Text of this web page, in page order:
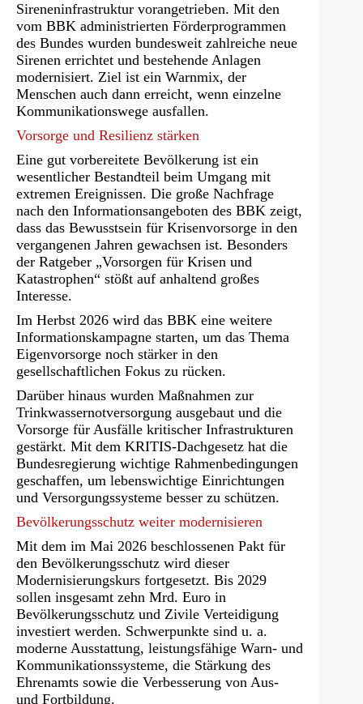
Sireneninfrastruktur vorangetrieben. Mit den
vom BBK administrierten Förderprogrammen
des Bundes wurden bundesweit zahlreiche neue
Sirenen errichtet und bestehende Anlagen
modernisiert. Ziel ist ein Warnmix, der
Menschen auch dann erreicht, wenn einzelne
Kommunikationswege ausfallen.
Vorsorge und Resilienz stärken
Eine gut vorbereitete Bevölkerung ist ein
wesentlicher Bestandteil beim Umgang mit
extremen Ereignissen. Die große Nachfrage
nach den Informationsangeboten des BBK zeigt,
dass das Bewusstsein für Krisenvorsorge in den
vergangenen Jahren gewachsen ist. Besonders
der Ratgeber „Vorsorgen für Krisen und
Katastrophen“ stößt auf anhaltend großes
Interesse.
Im Herbst 2026 wird das BBK eine weitere
Informationskampagne starten, um das Thema
Eigenvorsorge noch stärker in den
gesellschaftlichen Fokus zu rücken.
Darüber hinaus wurden Maßnahmen zur
Trinkwassernotversorgung ausgebaut und die
Vorsorge für Ausfälle kritischer Infrastrukturen
gestärkt. Mit dem KRITIS-Dachgesetz hat die
Bundesregierung wichtige Rahmenbedingungen
geschaffen, um lebenswichtige Einrichtungen
und Versorgungssysteme besser zu schützen.
Bevölkerungsschutz weiter modernisieren
Mit dem im Mai 2026 beschlossenen Pakt für
den Bevölkerungsschutz wird dieser
Modernisierungskurs fortgesetzt. Bis 2029
sollen insgesamt zehn Mrd. Euro in
Bevölkerungsschutz und Zivile Verteidigung
investiert werden. Schwerpunkte sind u. a.
moderne Ausstattung, leistungsfähige Warn- und
Kommunikationssysteme, die Stärkung des
Ehrenamts sowie die Verbesserung von Aus-
und Fortbildung.